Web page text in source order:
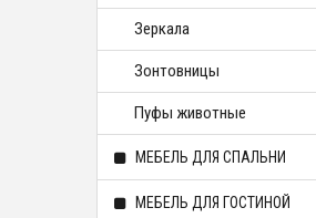
Зеркала
Зонтовницы
Пуфы животные
МЕБЕЛЬ ДЛЯ СПАЛЬНИ
МЕБЕЛЬ ДЛЯ ГОСТИНОЙ